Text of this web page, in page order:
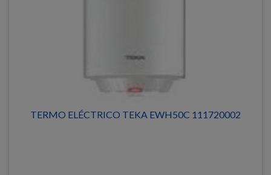
TERMO ELÉCTRICO TEKA EWH50C 111720002